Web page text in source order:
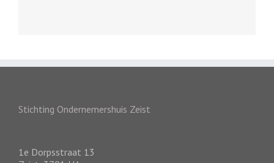
Stichting Ondernemershuis Zeist
1e Dorpsstraat 13